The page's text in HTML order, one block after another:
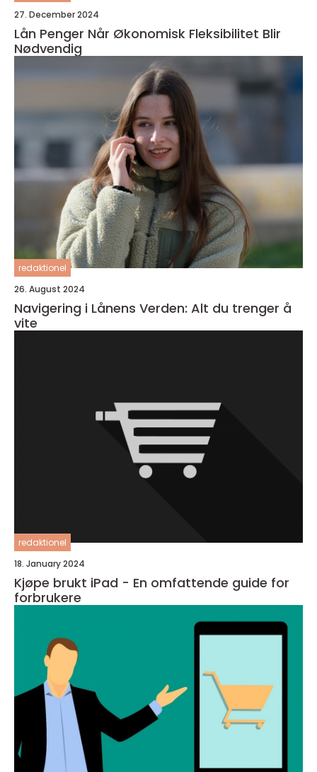
27. December 2024
Lån Penger Når Økonomisk Fleksibilitet Blir
Nødvendig
redaktionel
26. August 2024
Navigering i Lånens Verden: Alt du trenger å
vite
redaktionel
18. January 2024
Kjøpe brukt iPad - En omfattende guide for
forbrukere